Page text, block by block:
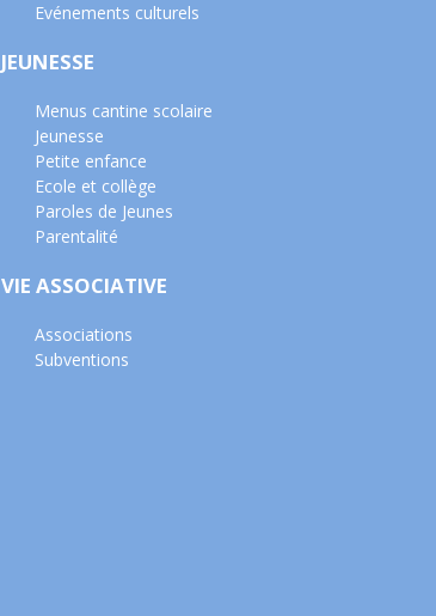
Evénements culturels
JEUNESSE
Menus cantine scolaire
Jeunesse
Petite enfance
Ecole et collège
Paroles de Jeunes
Parentalité
VIE ASSOCIATIVE
Associations
Subventions